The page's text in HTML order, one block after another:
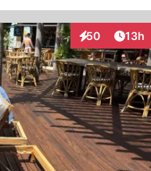
50
Interaktionen
13h